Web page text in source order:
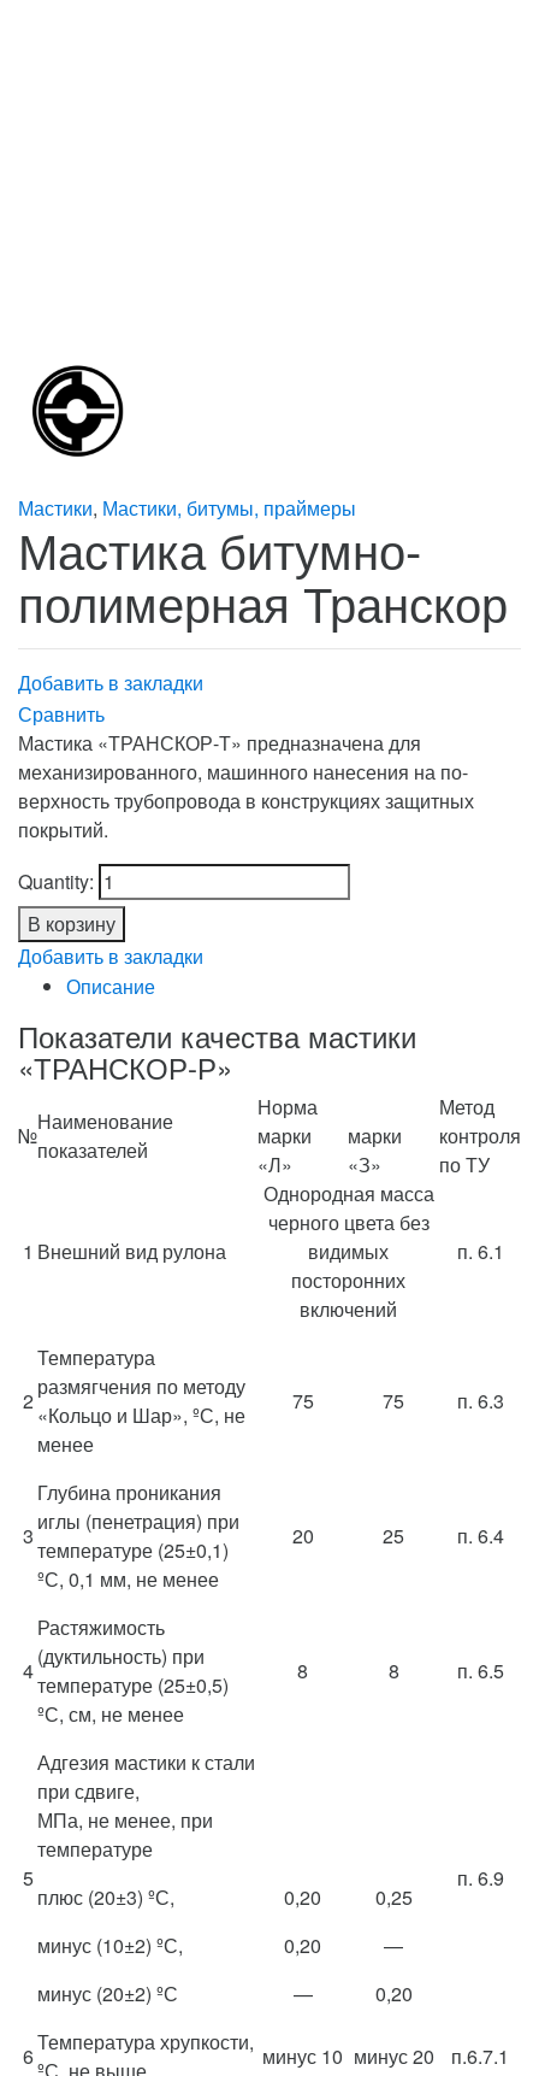
Мастики, Мастики, битумы, праймеры
Мастика битумно-
полимерная Транскор
Добавить в закладки
Сравнить
Мастика «ТРАНСКОР-Т» предназначена для
механизированного, машинного нанесения на по-
верхность трубопровода в конструкциях защитных
покрытий.
Quantity:
В корзину
Добавить в закладки
Описание
Показатели качества мастики
«ТРАНСКОР-Р»
№
Наименование
показателей
Норма
Метод
контроля
по ТУ
марки
«Л»
марки
«З»
1 Внешний вид рулона
Однородная масса
черного цвета без
видимых
посторонних
включений
п. 6.1
2
Температура
размягчения по методу
«Кольцо и Шар», ºС, не
менее
75 75 п. 6.3
3
Глубина проникания
иглы (пенетрация) при
температуре (25±0,1)
ºС, 0,1 мм, не менее
20 25 п. 6.4
4
Растяжимость
(дуктильность) при
температуре (25±0,5)
ºС, см, не менее
8 8 п. 6.5
5
Адгезия мастики к стали
при сдвиге,
МПа, не менее, при
температуре
п. 6.9
плюс (20±3) ºС, 0,20
0,25
минус (10±2) ºС,
0,20
—
минус (20±2) ºС
— 0,20
6
Температура хрупкости,
минус 10 минус 20 п.6.7.1